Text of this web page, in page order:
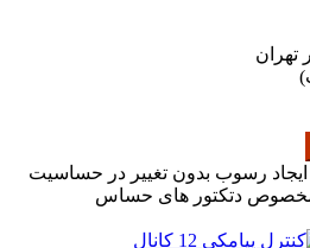
تهران
رسوب بدون تغییر در حساسیت
مخصوص دتکتور های حساس